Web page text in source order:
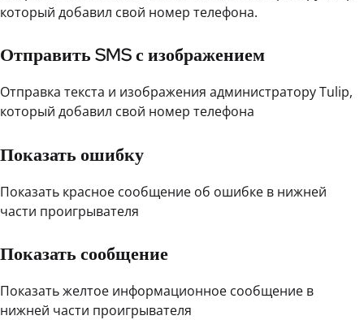
который добавил свой номер телефона.
Отправить SMS с изображением
Отправка текста и изображения администратору Tulip,
который добавил свой номер телефона
Показать ошибку
Показать красное сообщение об ошибке в нижней
части проигрывателя
Показать сообщение
Показать желтое информационное сообщение в
нижней части проигрывателя